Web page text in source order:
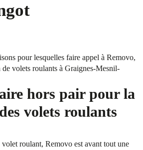
pour lesquelles faire appel à Removo,
de volets roulants à Graignes-Mesnil-
hors pair pour la
volets roulants
roulant, Removo est avant tout une